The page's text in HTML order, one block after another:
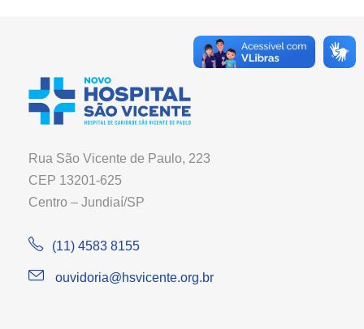
Rua São Vicente de Paulo, 223
CEP 13201-625
Centro – Jundiaí/SP
(11) 4583 8155
ouvidoria@hsvicente.org.br